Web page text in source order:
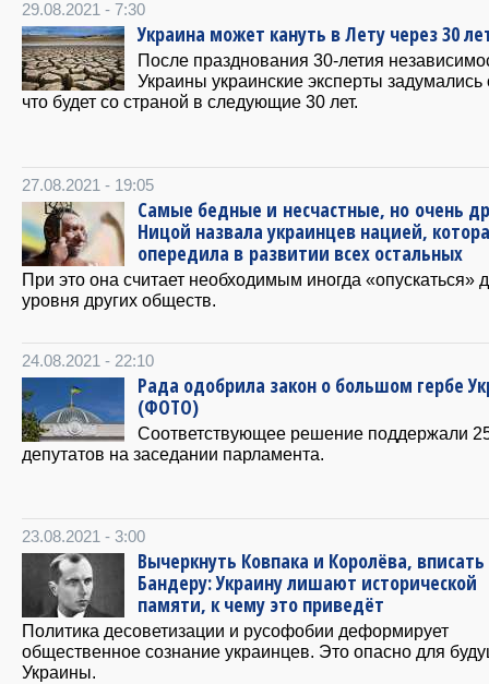
29.08.2021 - 7:30
Украина может кануть в Лету через 30
После празднования 30-летия
Украины украинские эксперты задумались
что будет со страной в следующие 30 лет.
27.08.2021 - 19:05
Самые бедные и несчастные, но очень
Ницой назвала украинцев нацией,
опередила в развитии всех остальных
При это она считает необходимым иногда «опускаться»
уровня других обществ.
24.08.2021 - 22:10
Рада одобрила закон о большом гербе
(ФОТО)
Соответствующее решение поддержали
депутатов на заседании парламента.
23.08.2021 - 3:00
Вычеркнуть Ковпака и Королёва, вписать
Бандеру: Украину лишают исторической
памяти, к чему это приведёт
Политика десоветизации и русофобии деформирует
общественное сознание украинцев. Это опасно для
Украины.